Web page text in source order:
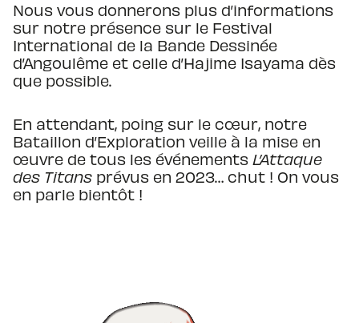
Nous vous donnerons plus d’informations
sur notre présence sur le Festival
International de la Bande Dessinée
d’Angoulême et celle d’Hajime Isayama dès
que possible.
En attendant, poing sur le cœur, notre
Bataillon d’Exploration veille à la mise en
œuvre de tous les événements L’Attaque
des Titans prévus en 2023… chut ! On vous
en parle bientôt !